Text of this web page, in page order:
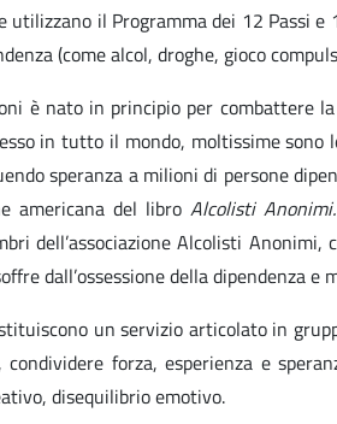
il Programma dei 12 Passi
(come alcol, droghe, gioco
è nato in principio per combattere
in tutto il mondo, moltissime sono
speranza a milioni di persone
americana del libro Alcolisti
dell’associazione Alcolisti
dall’ossessione della dipendenza
un servizio articolato in
forza, esperienza e
disequilibrio emotivo.